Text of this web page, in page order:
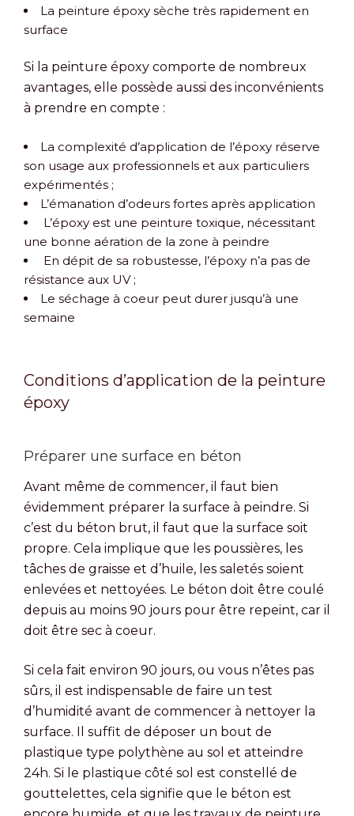
La peinture époxy sèche très rapidement en
surface
Si la peinture époxy comporte de nombreux
avantages, elle possède aussi des inconvénients
à prendre en compte :
La complexité d’application de l’époxy réserve
son usage aux professionnels et aux particuliers
expérimentés ;
L’émanation d’odeurs fortes après application
L’époxy est une peinture toxique, nécessitant
une bonne aération de la zone à peindre
En dépit de sa robustesse, l’époxy n’a pas de
résistance aux UV ;
Le séchage à coeur peut durer jusqu’à une
semaine
Conditions d’application de la peinture
époxy
Préparer une surface en béton
Avant même de commencer, il faut bien
évidemment préparer la surface à peindre. Si
c’est du béton brut, il faut que la surface soit
propre. Cela implique que les poussières, les
tâches de graisse et d’huile, les saletés soient
enlevées et nettoyées. Le béton doit être coulé
depuis au moins 90 jours pour être repeint, car il
doit être sec à coeur.
Si cela fait environ 90 jours, ou vous n’êtes pas
sûrs, il est indispensable de faire un test
d’humidité avant de commencer à nettoyer la
surface. Il suffit de déposer un bout de
plastique type polythène au sol et atteindre
24h. Si le plastique côté sol est constellé de
gouttelettes, cela signifie que le béton est